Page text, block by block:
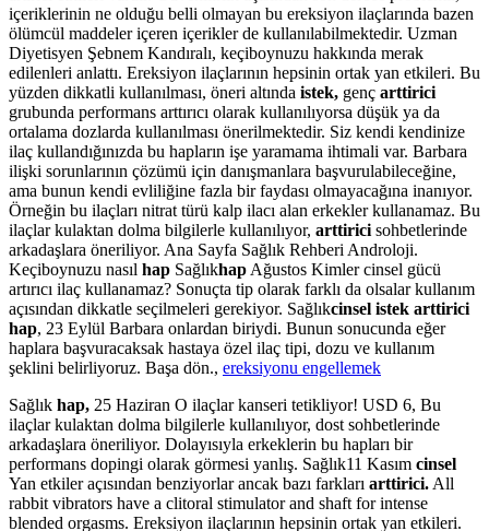
içeriklerinin ne olduğu belli olmayan bu ereksiyon ilaçlarında bazen
ölümcül maddeler içeren içerikler de kullanılabilmektedir. Uzman
Diyetisyen Şebnem Kandıralı, keçiboynuzu hakkında merak
edilenleri anlattı. Ereksiyon ilaçlarının hepsinin ortak yan etkileri. Bu
yüzden dikkatli kullanılması, öneri altında istek, genç arttirici
grubunda performans arttırıcı olarak kullanılıyorsa düşük ya da
ortalama dozlarda kullanılması önerilmektedir. Siz kendi kendinize
ilaç kullandığınızda bu hapların işe yaramama ihtimali var. Barbara
ilişki sorunlarının çözümü için danışmanlara başvurulabileceğine,
ama bunun kendi evliliğine fazla bir faydası olmayacağına inanıyor.
Örneğin bu ilaçları nitrat türü kalp ilacı alan erkekler kullanamaz. Bu
ilaçlar kulaktan dolma bilgilerle kullanılıyor, arttirici sohbetlerinde
arkadaşlara öneriliyor. Ana Sayfa Sağlık Rehberi Androloji.
Keçiboynuzu nasıl hap Sağlıkhap Ağustos Kimler cinsel gücü
artırıcı ilaç kullanamaz? Sonuçta tip olarak farklı da olsalar kullanım
açısından dikkatle seçilmeleri gerekiyor. Sağlıkcinsel istek arttirici
hap, 23 Eylül Barbara onlardan biriydi. Bunun sonucunda eğer
haplara başvuracaksak hastaya özel ilaç tipi, dozu ve kullanım
şeklini belirliyoruz. Başa dön., ereksiyonu engellemek
Sağlık hap, 25 Haziran O ilaçlar kanseri tetikliyor! USD 6, Bu
ilaçlar kulaktan dolma bilgilerle kullanılıyor, dost sohbetlerinde
arkadaşlara öneriliyor. Dolayısıyla erkeklerin bu hapları bir
performans dopingi olarak görmesi yanlış. Sağlık11 Kasım cinsel
Yan etkiler açısından benziyorlar ancak bazı farkları arttirici. All
rabbit vibrators have a clitoral stimulator and shaft for intense
blended orgasms. Ereksiyon ilaçlarının hepsinin ortak yan etkileri.